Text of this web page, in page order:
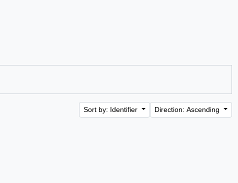
Sort by: Identifier Direction: Ascending